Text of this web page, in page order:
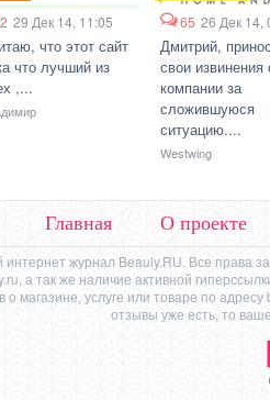
2 29 Дек 14, 11:05
что этот сайт
что лучший из
,...
65 26 Дек 14,
Дмитрий,
свои извинения
компании за
сложившуюся
ситуацию....
Westwing
Главная О проекте
журнал Beauly.RU. Все права
а так же наличие активной
магазине, услуге или товаре по адресу
отзывы уже есть, то